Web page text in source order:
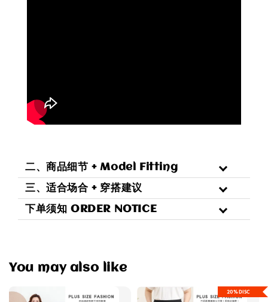
二、商品细节 + Model Fitting
三、适合场合 + 穿搭建议
下单须知 ORDER NOTICE
You may also like
20%DISC